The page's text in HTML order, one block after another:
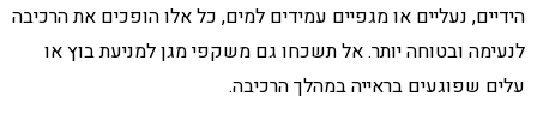
הידיים, נעליים או מגפיים עמידים למים, כל אלו הופכים את הרכיבה
לנעימה ובטוחה יותר. אל תשכחו גם משקפי מגן למניעת בוץ או
עלים שפוגעים בראייה במהלך הרכיבה.